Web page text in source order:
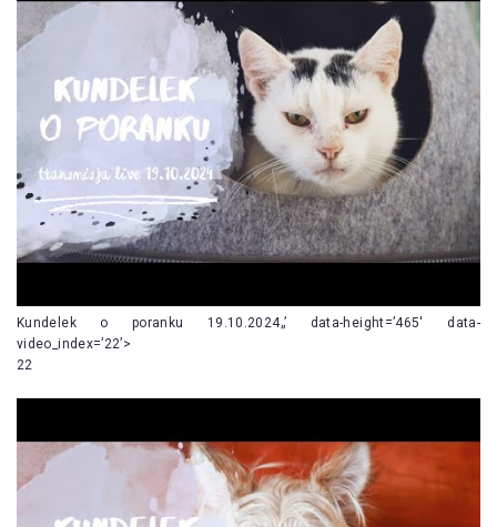
Kundelek o poranku 19.10.2024„’ data-height=’465′ data-
video_index=’22’>
22